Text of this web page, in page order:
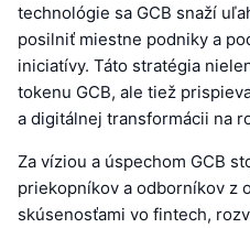
technológie sa GCB snaží
posilniť miestne podniky a
iniciatívy. Táto stratégia
tokenu GCB, ale tiež
a digitálnej transformácii na
Za víziou a úspechom GCB
priekopníkov a odborníkov z
skúsenosťami vo fintech,